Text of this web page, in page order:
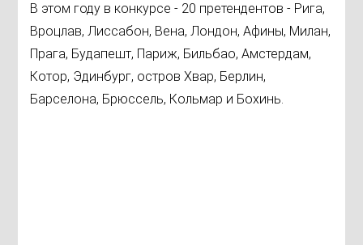
В этом году в конкурсе - 20 претендентов - Рига,
Вроцлав, Лиссабон, Вена, Лондон, Афины, Милан,
Прага, Будапешт, Париж, Бильбао, Амстердам,
Котор, Эдинбург, остров Хвар, Берлин,
Барселона, Брюссель, Кольмар и Бохинь.